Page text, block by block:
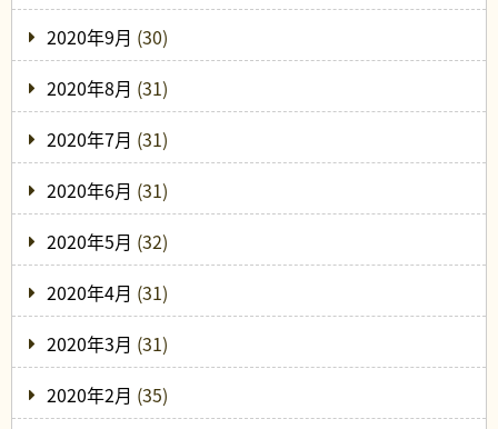
2020年9月 (30)
2020年8月 (31)
2020年7月 (31)
2020年6月 (31)
2020年5月 (32)
2020年4月 (31)
2020年3月 (31)
2020年2月 (35)